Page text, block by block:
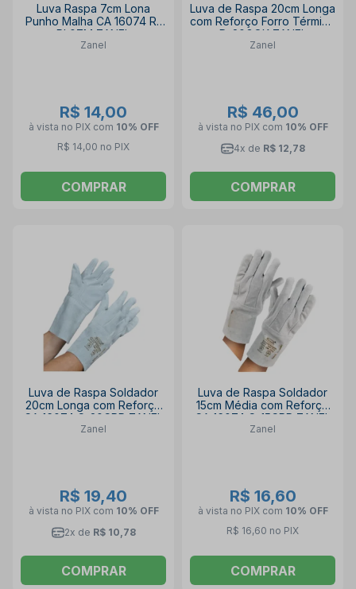
Luva Raspa 7cm Lona
Punho Malha CA 16074 R-
RL07M ZANEL
Zanel
R$ 14,00
à vista no PIX com 10% OFF
R$ 14,00 no PIX
COMPRAR
Luva de Raspa 20cm Longa
com Reforço Forro Térmico
D-20GOK ZANEL
Zanel
R$ 46,00
à vista no PIX com 10% OFF
4x de R$ 12,78
COMPRAR
Luva de Raspa Soldador
20cm Longa com Reforço
CA 16074 C-20CRR ZANEL
Zanel
R$ 19,40
à vista no PIX com 10% OFF
2x de R$ 10,78
COMPRAR
Luva de Raspa Soldador
15cm Média com Reforço
CA 16074 C-15CRR ZANEL
Zanel
R$ 16,60
à vista no PIX com 10% OFF
R$ 16,60 no PIX
COMPRAR